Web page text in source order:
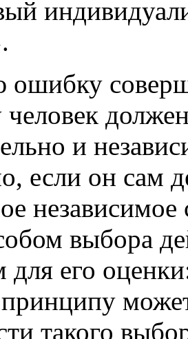
человек
и
если он сам
выбора
для его
такого